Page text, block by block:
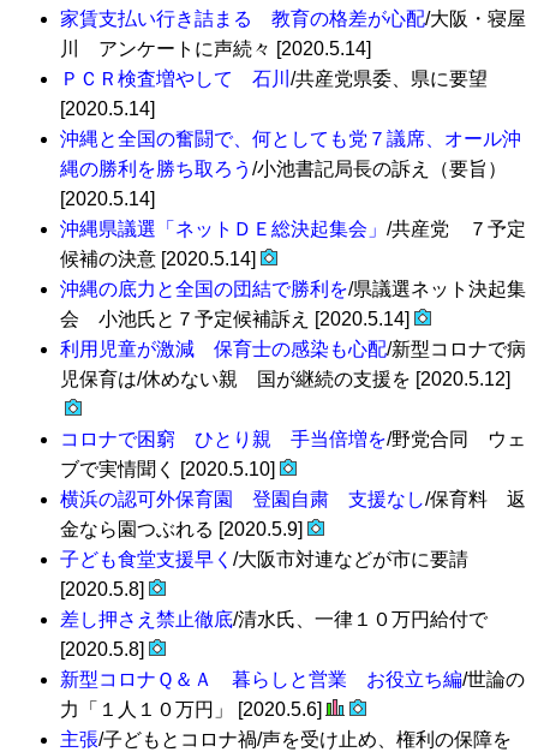
家賃支払い行き詰まる 教育の格差が心配/大阪・寝屋
川 アンケートに声続々 [2020.5.14]
ＰＣＲ検査増やして 石川 /共産党県委、県に要望
[2020.5.14]
沖縄と全国の奮闘で、何としても党７議席、オール沖
縄の勝利を勝ち取ろう /小池書記局長の訴え（要旨）
[2020.5.14]
沖縄県議選「ネットＤＥ総決起集会」 /共産党 ７予定
候補の決意 [2020.5.14]
沖縄の底力と全国の団結で勝利を/県議選ネット決起集
会 小池氏と７予定候補訴え [2020.5.14]
利用児童が激減 保育士の感染も心配/新型コロナで病
児保育は/休めない親 国が継続の支援を [2020.5.12]
コロナで困窮 ひとり親 手当倍増を/野党合同 ウェ
ブで実情聞く [2020.5.10]
横浜の認可外保育園 登園自粛 支援なし/保育料 返
金なら園つぶれる [2020.5.9]
子ども食堂支援早く /大阪市対連などが市に要請
[2020.5.8]
差し押さえ禁止徹底/清水氏、一律１０万円給付で
[2020.5.8]
新型コロナＱ＆Ａ 暮らしと営業 お役立ち編/世論の
力「１人１０万円」 [2020.5.6]
主張/子どもとコロナ禍/声を受け止め、権利の保障を